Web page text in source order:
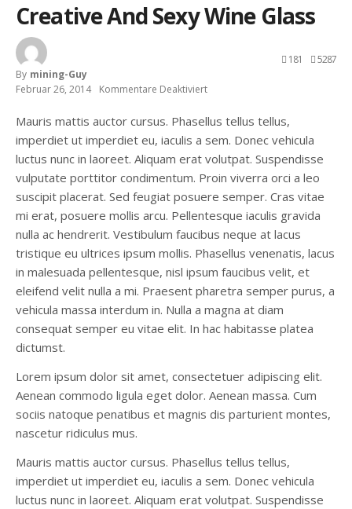
Creative And Sexy Wine Glass
By Mining-Guy
Februar 26, 2014
Kommentare Deaktiviert
And
Sexy
Wine
Glass
5287
181
Mauris mattis auctor cursus. Phasellus tellus tellus,
imperdiet ut imperdiet eu, iaculis a sem. Donec vehicula
luctus nunc in laoreet. Aliquam erat volutpat. Suspendisse
vulputate porttitor condimentum. Proin viverra orci a leo
suscipit placerat. Sed feugiat posuere semper. Cras vitae
mi erat, posuere mollis arcu. Pellentesque iaculis gravida
nulla ac hendrerit. Vestibulum faucibus neque at lacus
tristique eu ultrices ipsum mollis. Phasellus venenatis, lacus
in malesuada pellentesque, nisl ipsum faucibus velit, et
eleifend velit nulla a mi. Praesent pharetra semper purus, a
vehicula massa interdum in. Nulla a magna at diam
consequat semper eu vitae elit. In hac habitasse platea
dictumst.
Lorem ipsum dolor sit amet, consectetuer adipiscing elit.
Aenean commodo ligula eget dolor. Aenean massa. Cum
sociis natoque penatibus et magnis dis parturient montes,
nascetur ridiculus mus.
Mauris mattis auctor cursus. Phasellus tellus tellus,
imperdiet ut imperdiet eu, iaculis a sem. Donec vehicula
luctus nunc in laoreet. Aliquam erat volutpat. Suspendisse